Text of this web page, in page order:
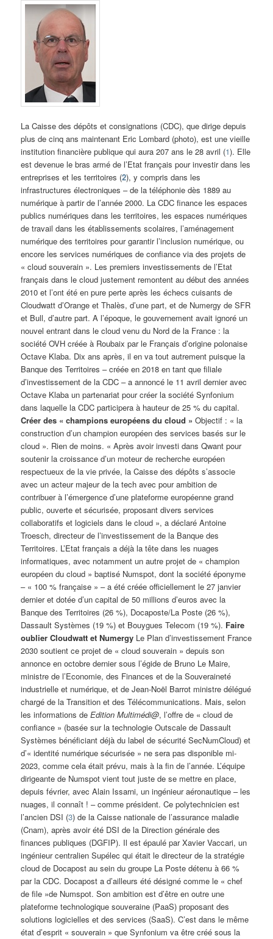
La Caisse des dépôts et consignations (CDC), que dirige depuis
plus de cinq ans maintenant Eric Lombard (photo), est une vieille
institution financière publique qui aura 207 ans le 28 avril (1). Elle
est devenue le bras armé de l’Etat français pour investir dans les
entreprises et les territoires (2), y compris dans les
infrastructures électroniques – de la téléphonie dès 1889 au
numérique à partir de l’année 2000. La CDC finance les espaces
publics numériques dans les territoires, les espaces numériques
de travail dans les établissements scolaires, l’aménagement
numérique des territoires pour garantir l’inclusion numérique, ou
encore les services numériques de confiance via des projets de
« cloud souverain ». Les premiers investissements de l’Etat
français dans le cloud justement remontent au début des années
2010 et l’ont été en pure perte après les échecs cuisants de
Cloudwatt d’Orange et Thalès, d’une part, et de Numergy de SFR
et Bull, d’autre part. A l’époque, le gouvernement avait ignoré un
nouvel entrant dans le cloud venu du Nord de la France : la
société OVH créée à Roubaix par le Français d’origine polonaise
Octave Klaba. Dix ans après, il en va tout autrement puisque la
Banque des Territoires – créée en 2018 en tant que filiale
d’investissement de la CDC – a annoncé le 11 avril dernier avec
Octave Klaba un partenariat pour créer la société Synfonium
dans laquelle la CDC participera à hauteur de 25 % du capital.
Créer des « champions européens du cloud » Objectif : « la
construction d’un champion européen des services basés sur le
cloud ». Rien de moins. « Après avoir investi dans Qwant pour
soutenir la croissance d’un moteur de recherche européen
respectueux de la vie privée, la Caisse des dépôts s’associe
avec un acteur majeur de la tech avec pour ambition de
contribuer à l’émergence d’une plateforme européenne grand
public, ouverte et sécurisée, proposant divers services
collaboratifs et logiciels dans le cloud », a déclaré Antoine
Troesch, directeur de l’investissement de la Banque des
Territoires. L’Etat français a déjà la tête dans les nuages
informatiques, avec notamment un autre projet de « champion
européen du cloud » baptisé Numspot, dont la société éponyme
– « 100 % française » – a été créée officiellement le 27 janvier
dernier et dotée d’un capital de 50 millions d’euros avec la
Banque des Territoires (26 %), Docaposte/La Poste (26 %),
Dassault Systèmes (19 %) et Bouygues Telecom (19 %). Faire
oublier Cloudwatt et Numergy Le Plan d’investissement France
2030 soutient ce projet de « cloud souverain » depuis son
annonce en octobre dernier sous l’égide de Bruno Le Maire,
ministre de l’Economie, des Finances et de la Souveraineté
industrielle et numérique, et de Jean-Noël Barrot ministre délégué
chargé de la Transition et des Télécommunications. Mais, selon
les informations deEdition Multimédi@, l’offre de « cloud de
confiance » (basée sur la technologie Outscale de Dassault
Systèmes bénéficiant déjà du label de sécurité SecNumCloud) et
d’« identité numérique sécurisée » ne sera pas disponible mi-
2023, comme cela était prévu, mais à la fin de l’année. L’équipe
dirigeante de Numspot vient tout juste de se mettre en place,
depuis février, avec Alain Issarni, un ingénieur aéronautique – les
nuages, il connaît ! – comme président. Ce polytechnicien est
l’ancien DSI (3) de la Caisse nationale de l’assurance maladie
(Cnam), après avoir été DSI de la Direction générale des
finances publiques (DGFIP). Il est épaulé par Xavier Vaccari, un
ingénieur centralien Supélec qui était le directeur de la stratégie
cloud de Docapost au sein du groupe La Poste détenu à 66 %
par la CDC. Docapost a d’ailleurs été désigné comme le « chef
de file »de Numspot. Son ambition est d’être en outre une
plateforme technologique souveraine (PaaS) proposant des
solutions logicielles et des services (SaaS). C’est dans le même
état d’esprit « souverain » que Synfonium va être créé sous la